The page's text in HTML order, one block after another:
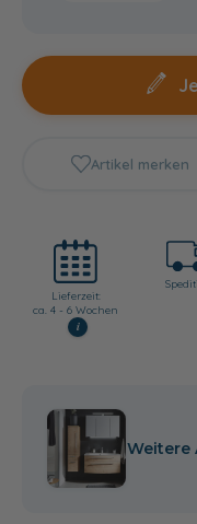
Artikel merken
Lieferzeit:
ca. 4 - 6 Wochen
i
Weitere